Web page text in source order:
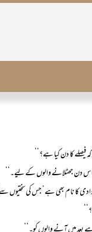
فیصلے کا دن کیا ہے؟‘‘
دن جھٹلانے والوں کے لیے۔‘‘
کا نام بھی ہے‘ جس کی سختیوں